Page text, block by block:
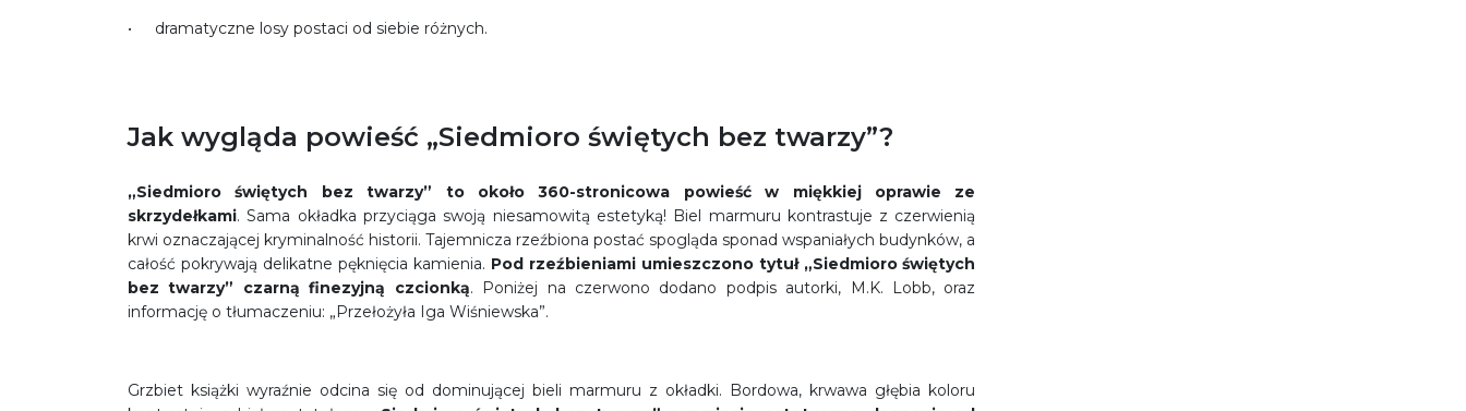
dramatyczne losy postaci od siebie różnych.
Jak wygląda powieść „Siedmioro świętych bez twarzy”?
„Siedmioro świętych bez twarzy” to około 360-stronicowa powieść w miękkiej oprawie ze
skrzydełkami. Sama okładka przyciąga swoją niesamowitą estetyką! Biel marmuru kontrastuje z czerwienią
krwi oznaczającej kryminalność historii. Tajemnicza rzeźbiona postać spogląda sponad wspaniałych budynków, a
całość pokrywają delikatne pęknięcia kamienia. Pod rzeźbieniami umieszczono tytuł „Siedmioro świętych
bez twarzy” czarną finezyjną czcionką. Poniżej na czerwono dodano podpis autorki, M.K. Lobb, oraz
informację o tłumaczeniu: „Przełożyła Iga Wiśniewska”.
Grzbiet książki wyraźnie odcina się od dominującej bieli marmuru z okładki. Bordowa, krwawa głębia koloru